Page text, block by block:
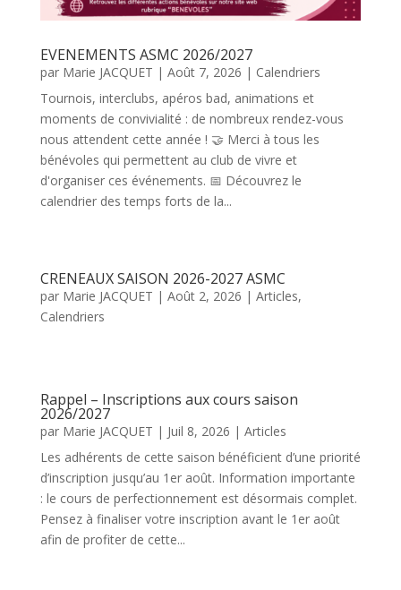
EVENEMENTS ASMC 2026/2027
par Marie JACQUET | Août 7, 2026 | Calendriers
Tournois, interclubs, apéros bad, animations et
moments de convivialité : de nombreux rendez-vous
nous attendent cette année ! 🤝 Merci à tous les
bénévoles qui permettent au club de vivre et
d'organiser ces événements. 📅 Découvrez le
calendrier des temps forts de la...
CRENEAUX SAISON 2026-2027 ASMC
par Marie JACQUET | Août 2, 2026 | Articles,
Calendriers
Rappel – Inscriptions aux cours saison
2026/2027
par Marie JACQUET | Juil 8, 2026 | Articles
Les adhérents de cette saison bénéficient d’une priorité
d’inscription jusqu’au 1er août. Information importante
: le cours de perfectionnement est désormais complet.
Pensez à finaliser votre inscription avant le 1er août
afin de profiter de cette...